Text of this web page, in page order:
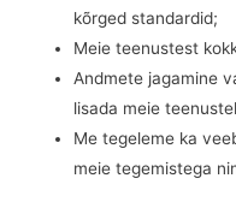
kõrged standardid;
Meie teenustest
Andmete jagamine
lisada meie
Me tegeleme ka
meie tegemistega